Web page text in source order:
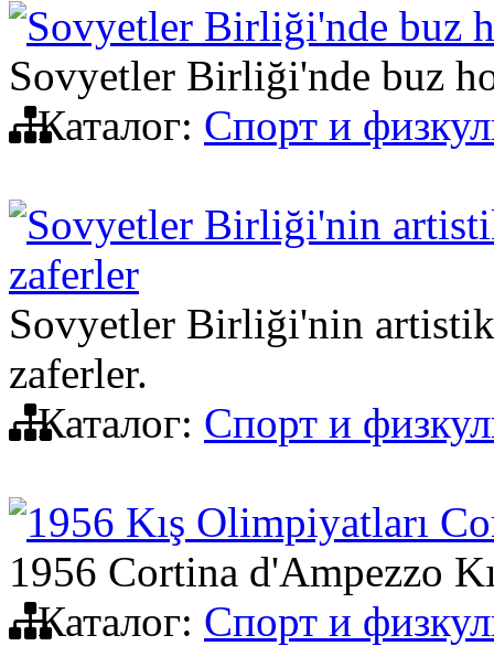
Sovyetler Birliği'nde buz
Sovyetler Birliği'nde buz
Каталог: Спорт и
Sovyetler Birliği'nin
zaferler
Sovyetler Birliği'nin
zaferler.
Каталог: Спорт и
1956 Kış Olimpiyatları
1956 Cortina d'Ampezzo
Каталог: Спорт и